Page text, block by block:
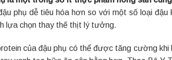
phụ dễ tiêu hóa hơn so với một số loại
lựa chọn thay thế thịt lý tưởng.
của đậu phụ có thể được tăng cường khi